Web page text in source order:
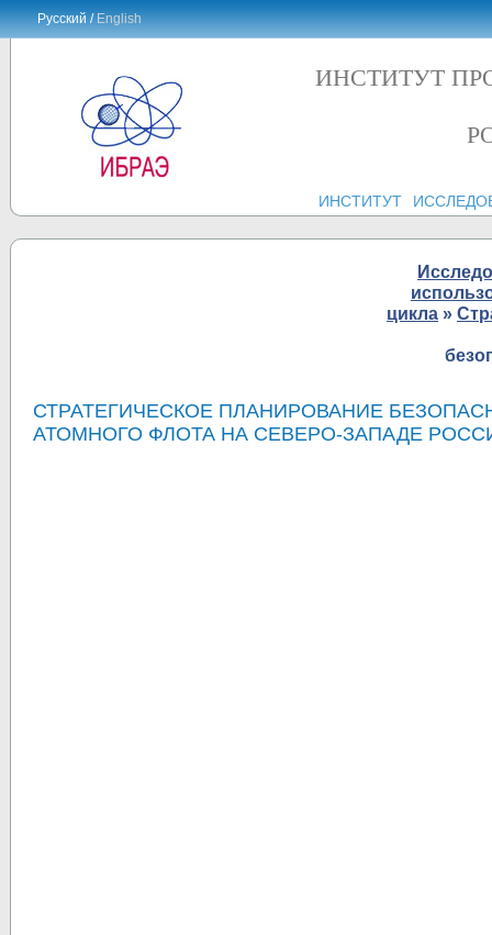
Русский /English
ИНСТИТУТ
ИНСТИТУТ
цикла »
СТРАТЕГИЧЕСКОЕ ПЛАНИРОВАНИЕ
АТОМНОГО ФЛОТА НА СЕВЕРО-ЗАПАДЕ